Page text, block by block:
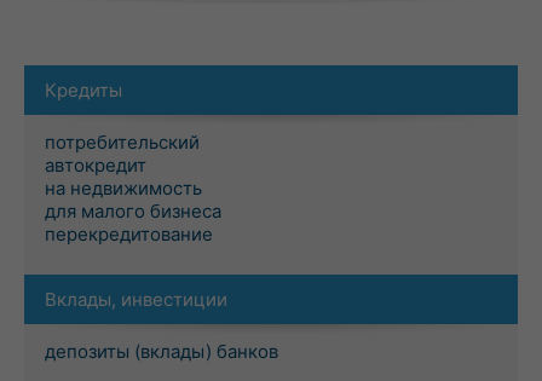
Кредиты
потребительский
автокредит
на недвижимость
для малого бизнеса
перекредитование
Вклады, инвестиции
депозиты (вклады) банков